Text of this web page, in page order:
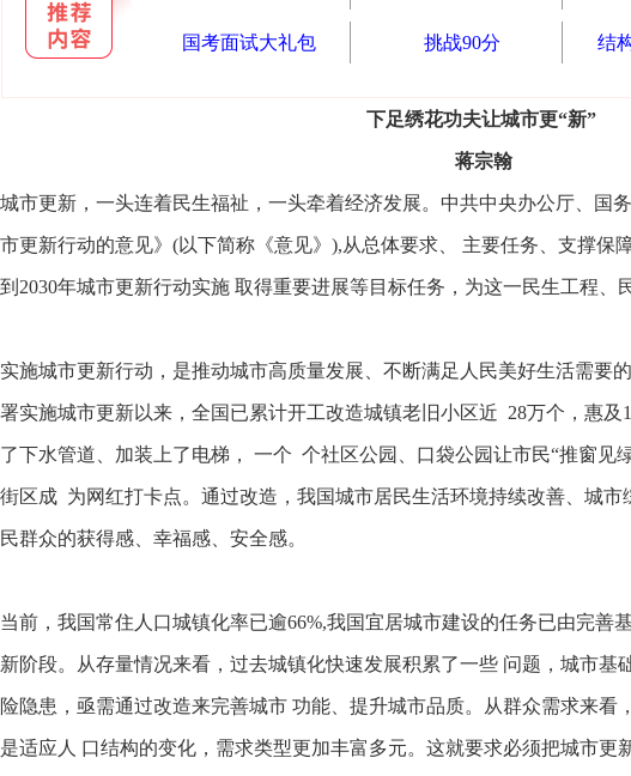
国考面试大礼包 挑战90分 结
下足绣花功夫让城市更“新”
蒋宗翰
城市更新，一头连着民生福祉，一头牵着经济发展。中共中央办公厅、国
市更新行动的意见》(以下简称《意见》),从总体要求、 主要任务、支撑保
到2030年城市更新行动实施 取得重要进展等目标任务，为这一民生工程、
实施城市更新行动，是推动城市高质量发展、不断满足人民美好生活需要
署实施城市更新以来，全国已累计开工改造城镇老旧小区近 28万个，惠及
了下水管道、加装上了电梯， 一个 个社区公园、口袋公园让市民“推窗见
街区成 为网红打卡点。通过改造，我国城市居民生活环境持续改善、城市
民群众的获得感、幸福感、安全感。
当前，我国常住人口城镇化率已逾66%,我国宜居城市建设的任务已由完善
新阶段。从存量情况来看，过去城镇化快速发展积累了一些 问题，城市基
险隐患，亟需通过改造来完善城市 功能、提升城市品质。从群众需求来看
是适应人 口结构的变化，需求类型更加丰富多元。这就要求必须把城市更